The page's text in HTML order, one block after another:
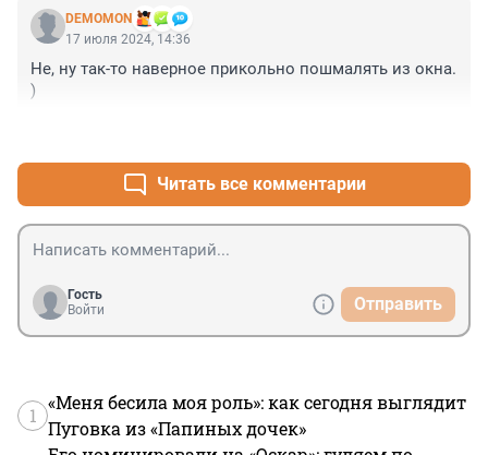
DEMOMON
17 июля 2024, 14:36
Не, ну так-то наверное прикольно пошмалять из окна.
)
Читать все комментарии
Гость
Войти
Отправить
1
«Меня бесила моя роль»: как сегодня выглядит
Пуговка из «Папиных дочек»